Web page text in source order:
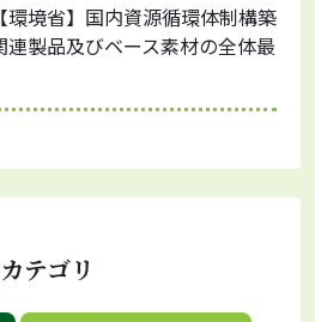
環境省】国内資源循環体制構築
連製品及びベース素材の全体最
カテゴリ